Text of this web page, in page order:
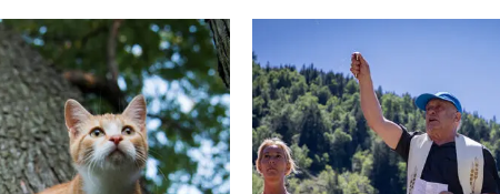
va servir per a fomentar
Els peludets i els seus
van fer un recorregut de
poble fronterer d’Arcavell.
igualment importants per a
Pau Martínez i Laura Larios, ens
la realitat de la població felina,
concretament de les colònies, a
asseguren– s’han d’atendre
per garantir el seu benestar,
entrebancs administratius, la